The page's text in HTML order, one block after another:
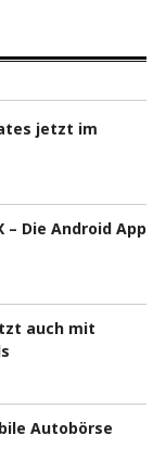
jetzt im
Die Android App
auch mit
Autobörse